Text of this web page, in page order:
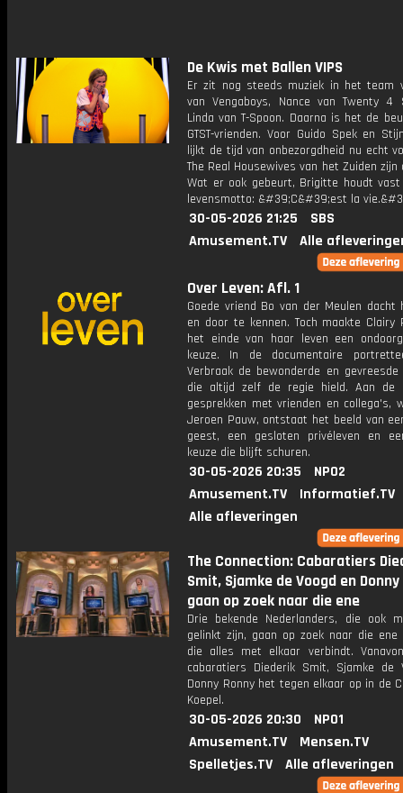
De Kwis met Ballen VIPS
Er zit nog steeds muziek in het team
van Vengaboys, Nance van Twenty 4
Linda van T-Spoon. Daarna is het de
GTST-vrienden. Voor Guido Spek en
lijkt de tijd van onbezorgdheid nu echt
The Real Housewives van het Zuiden zijn
Wat er ook gebeurt, Brigitte houdt
levensmotto: &#39;C&#39;est la
30-05-2026 21:25
SBS
Amusement.TV
Alle
Over Leven: Afl. 1
Goede vriend Bo van der Meulen dacht
en door te kennen. Toch maakte Clairy
het einde van haar leven een
keuze. In de documentaire
Verbraak de bewonderde en
die altijd zelf de regie hield. Aan de
gesprekken met vrienden en collega's,
Jeroen Pauw, ontstaat het beeld van
geest, een gesloten privéleven en
keuze die blijft schuren.
30-05-2026 20:35
NPO2
Amusement.TV
Informatief.TV
Alle afleveringen
The Connection: Cabaratiers
Smit, Sjamke de Voogd en Donny
gaan op zoek naar die ene
Drie bekende Nederlanders, die ook
gelinkt zijn, gaan op zoek naar die ene
die alles met elkaar verbindt.
cabaratiers Diederik Smit, Sjamke de
Donny Ronny het tegen elkaar op in de
Koepel.
30-05-2026 20:30
NPO1
Amusement.TV
Mensen.TV
Spelletjes.TV
Alle afleveringen